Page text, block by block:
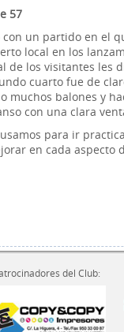
57
un partido en el
local en los
de los visitantes les
cuarto fue de
muchos balones y
con una clara
para ir
en cada aspecto
del Club: